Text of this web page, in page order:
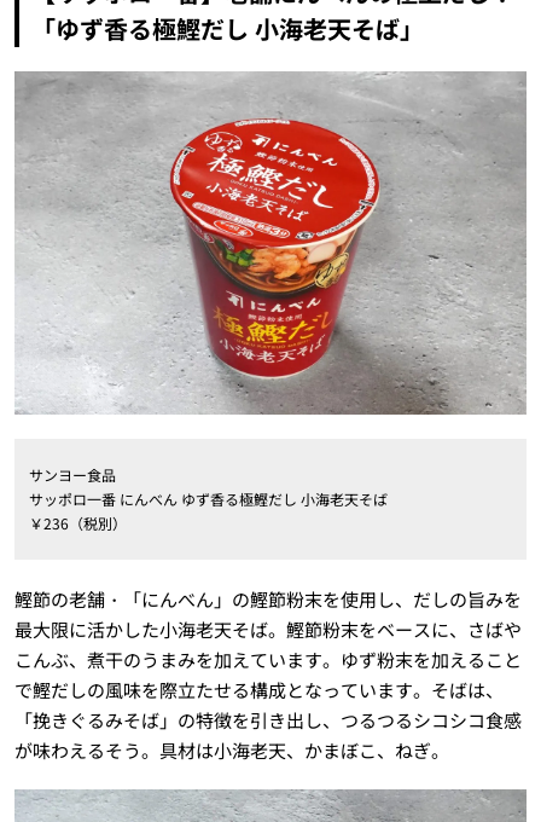
「ゆず香る極鰹だし 小海老天そば」
サンヨー食品
サッポロ一番 にんべん ゆず香る極鰹だし 小海老天そば
￥236（税別）
鰹節の老舗・「にんべん」の鰹節粉末を使用し、だしの旨みを
最大限に活かした小海老天そば。鰹節粉末をベースに、さばや
こんぶ、煮干のうまみを加えています。ゆず粉末を加えること
で鰹だしの風味を際立たせる構成となっています。そばは、
「挽きぐるみそば」の特徴を引き出し、つるつるシコシコ食感
が味わえるそう。具材は小海老天、かまぼこ、ねぎ。